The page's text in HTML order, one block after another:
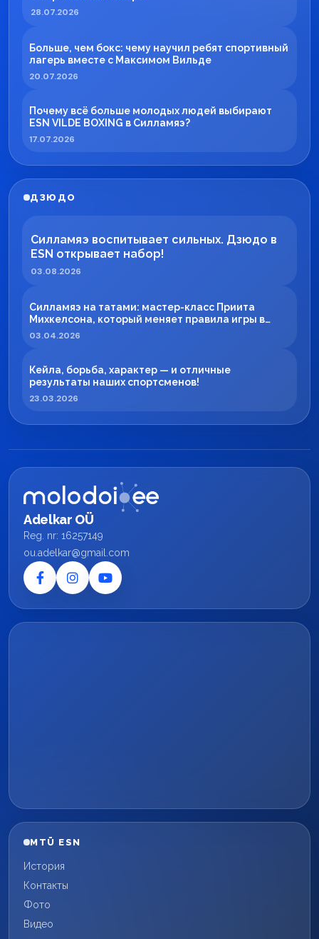
28.07.2026
Больше, чем бокс: чему научил ребят спортивный
лагерь вместе с Максимом Вильде
20.07.2026
Почему всё больше молодых людей выбирают
ESN VILDE BOXING в Силламяэ?
17.07.2026
ДЗЮДО
Силламяэ воспитывает сильных. Дзюдо в
ESN открывает набор!
03.08.2026
Силламяэ на татами: мастер-класс Приита
Михкелсона, который меняет правила игры в
регионе
03.04.2026
Кейла, борьба, характер — и отличные
результаты наших спортсменов!
23.03.2026
Adelkar OÜ
Reg. nr: 16257149
ou.adelkar@gmail.com
MTÜ ESN
История
Контакты
Фото
Видео